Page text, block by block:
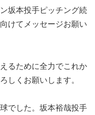
坂本投手ピッチング続
けてメッセージお願い
るために全力でこれか
しくお願いします。
でした。坂本裕哉投手